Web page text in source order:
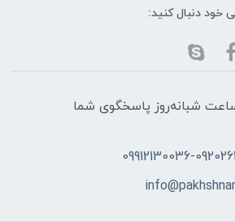
خود دنبال کنید:
روز هفته ، ۲۴ ساعت شبانه‌روز پاسخگوی شما
09912130036-